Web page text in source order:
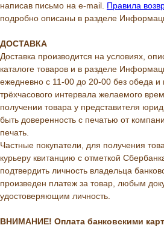
написав письмо на e-mail. Правила
подробно описаны в разделе
ДОСТАВКА
Доставка производится на условиях,
каталоге товаров и в разделе
ежедневно с 11-00 до 20-00 без обеда
трёхчасового интервала желаемого
получении товара у представителя
быть доверенность с печатью от
печать.
Частные покупатели, для получения
курьеру квитанцию с отметкой
подтвердить личность владельца
произведен платеж за товар, любым
удостоверяющим личность.
ВНИМАНИЕ! Оплата банковскими